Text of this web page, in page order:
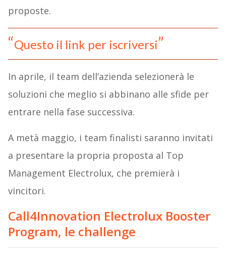
proposte.
Questo il link per iscriversi
In aprile, il team dell’azienda selezionerà le
soluzioni che meglio si abbinano alle sfide per
entrare nella fase successiva.
A metà maggio, i team finalisti saranno invitati
a presentare la propria proposta al Top
Management Electrolux, che premierà i
vincitori.
Call4Innovation Electrolux Booster
Program, le challenge